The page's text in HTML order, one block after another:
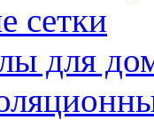
сетки
для